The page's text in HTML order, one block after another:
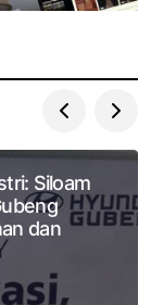
Siloam
dan